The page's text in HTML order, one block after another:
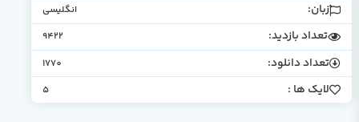
زبان: انگلیسی
تعداد بازدید: 9422
تعداد دانلود: 1770
لایک ها : 5